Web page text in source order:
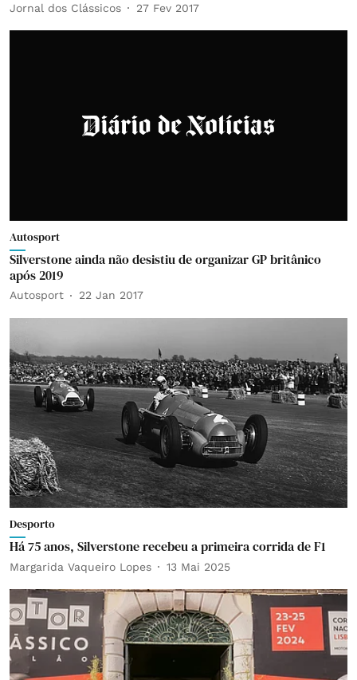
Jornal dos Clássicos 27 Fev 2017
Autosport
Silverstone ainda não desistiu de organizar GP britânico
após 2019
Autosport 22 Jan 2017
Desporto
Há 75 anos, Silverstone recebeu a primeira corrida de F1
Margarida Vaqueiro Lopes 13 Mai 2025